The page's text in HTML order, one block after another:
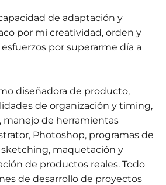
de adaptación y
por mi creatividad, orden y
por superarme día a
diseñadora de producto,
de organización y timing,
manejo de herramientas
Photoshop, programas de
sketching, maquetación y
de productos reales. Todo
de desarrollo de proyectos